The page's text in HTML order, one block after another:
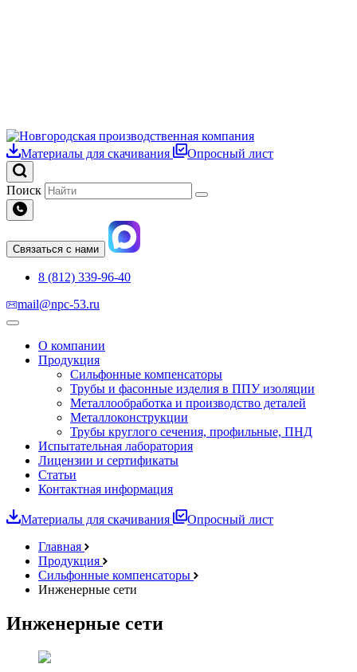
Материалы для скачивания Опросный лист
Поиск
Связаться с нами
8 (812) 339-96-40
mail@npc-53.ru
О компании
Продукция
Сильфонные компенсаторы
Трубы и фасонные изделия в ППУ изоляции
Металлообработка и производство деталей
Металлоконструкции
Трубы круглого сечения, профильные, ПНД
Испытательная лаборатория
Лицензии и сертификаты
Статьи
Контактная информация
Материалы для скачивания
Опросный лист
Главная
Продукция
Сильфонные компенсаторы
Инженерные сети
Инженерные сети